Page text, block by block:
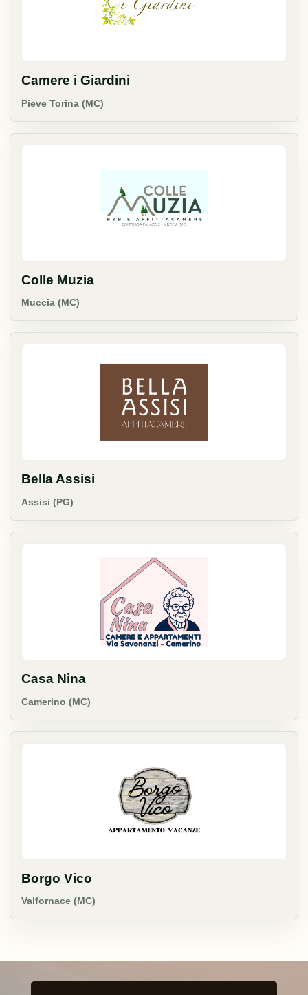
Camere i Giardini
Pieve Torina (MC)
Colle Muzia
Muccia (MC)
Bella Assisi
Assisi (PG)
Casa Nina
Camerino (MC)
Borgo Vico
Valfornace (MC)